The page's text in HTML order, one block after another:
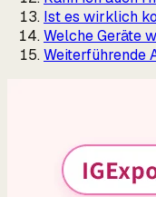
Ist es wirklich
Welche Geräte
Weiterführende